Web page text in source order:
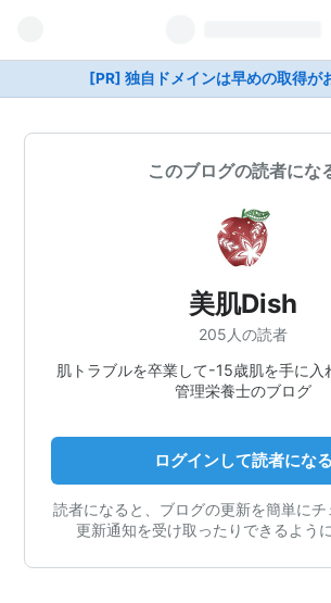
[PR] 独自ドメインは早めの取得が
このブログの読者にな
美肌Dish
205人の読者
肌トラブルを卒業して-15歳肌を手に入
管理栄養士のブログ
ログインして読者になる
読者になると、ブログの更新を簡単にチ
更新通知を受け取ったりできるよう